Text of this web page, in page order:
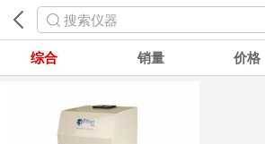
搜索仪器
综合 销量 价格